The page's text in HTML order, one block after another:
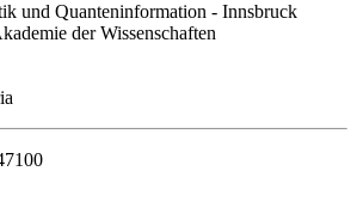
und Quanteninformation - Innsbruck
der Wissenschaften